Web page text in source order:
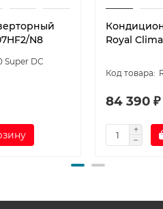
N8
Super DC
Royal
84 390 ₽